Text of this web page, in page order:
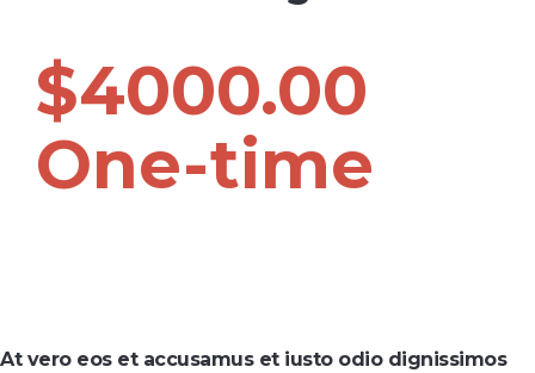
$4000.00
One-time
At vero eos et accusamus et iusto odio dignissimos